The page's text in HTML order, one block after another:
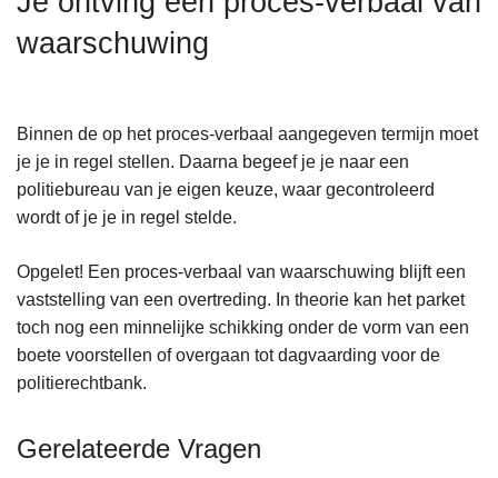
waarschuwing
Binnen de op het proces-verbaal aangegeven termijn moet
je je in regel stellen. Daarna begeef je je naar een
politiebureau van je eigen keuze, waar gecontroleerd
wordt of je je in regel stelde.
Opgelet! Een proces-verbaal van waarschuwing blijft een
vaststelling van een overtreding. In theorie kan het parket
toch nog een minnelijke schikking onder de vorm van een
boete voorstellen of overgaan tot dagvaarding voor de
politierechtbank.
Gerelateerde Vragen